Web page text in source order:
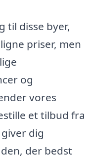
til disse byer,
priser, men
og
vores
et tilbud fra
dig
der bedst